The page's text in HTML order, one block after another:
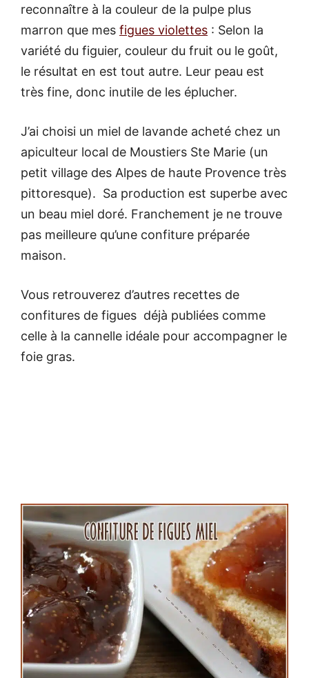
reconnaître à la couleur de la pulpe plus
marron que mes figues violettes : Selon la
variété du figuier, couleur du fruit ou le goût,
le résultat en est tout autre. Leur peau est
très fine, donc inutile de les éplucher.
J’ai choisi un miel de lavande acheté chez un
apiculteur local de Moustiers Ste Marie (un
petit village des Alpes de haute Provence très
pittoresque). Sa production est superbe avec
un beau miel doré. Franchement je ne trouve
pas meilleure qu’une confiture préparée
maison.
Vous retrouverez d’autres recettes de
confitures de figues déjà publiées comme
celle à la cannelle idéale pour accompagner le
foie gras.